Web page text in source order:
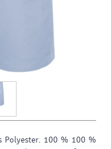
Polyester. 100 % 100 %